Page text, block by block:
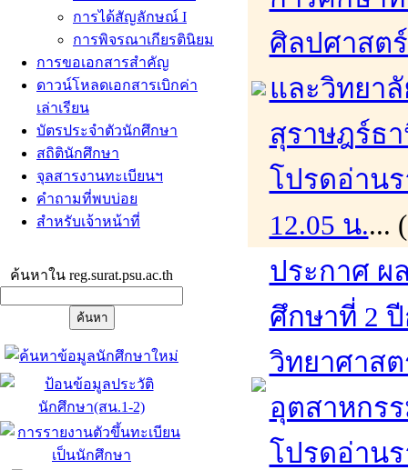
การได้สัญลักษณ์ I
การพิจรณาเกียรตินิยม
การขอเอกสารสำคัญ
ดาวน์โหลดเอกสารเบิกค่า
เล่าเรียน
บัตรประจำตัวนักศึกษา
สถิตินักศึกษา
จุลสารงานทะเบียนฯ
คำถามที่พบบ่อย
สำหรับเจ้าหน้าที่
ค้นหาใน reg.surat.psu.ac.th
ศิลปศาสต
และวิทยา
สุราษฎร์ธ
โปรดอ่านร
12.05 น....
ประกาศ ผ
ศึกษาที่ 2
วิทยาศาส
อุตสาหกร
โปรดอ่านร